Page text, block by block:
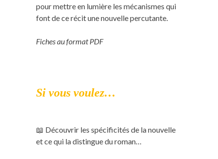
pour mettre en lumière les mécanismes qui
font de ce récit une nouvelle percutante.
Fiches au format PDF
Si vous voulez…
📖 Découvrir les spécificités de la nouvelle
et ce qui la distingue du roman…